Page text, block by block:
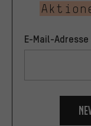
E-Mail-Adresse